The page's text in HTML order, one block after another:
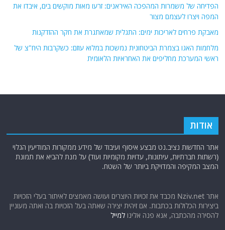
אתר Nziv.net מכבד את זכויות היוצרים ועושה מאמצים לאיתור בעלי הזכויות
ביצירות הכלולות בכתבות. אם זיהית יצירה שאתה בעל הזכויות בה ואתה מעוניין
תגיות
איראן
אפריקה ארה"ב
בריטניה גרמניה
דאעש האמירויות הגולן
המזרח התיכון המפרץ
הפרסי הרשות
חיזבאללה
חמאס טורקיה
קטגוריות
כתבות קצרות
כתבות ראשיות
קריקטורות